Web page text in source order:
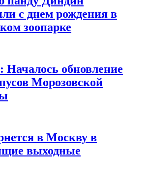
с днем рождения в
зоопарке
Началось обновление
Морозовской
в Москву в
выходные